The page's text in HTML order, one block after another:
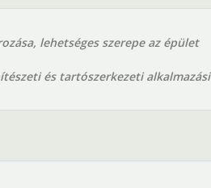
lehetséges szerepe az épület
és tartószerkezeti alkalmazási